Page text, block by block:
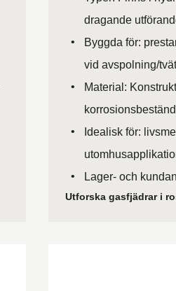
dragande
Byggda för:
vid avspolning/
Material:
Idealisk för:
Lager- och
Utforska gasfjädrar i